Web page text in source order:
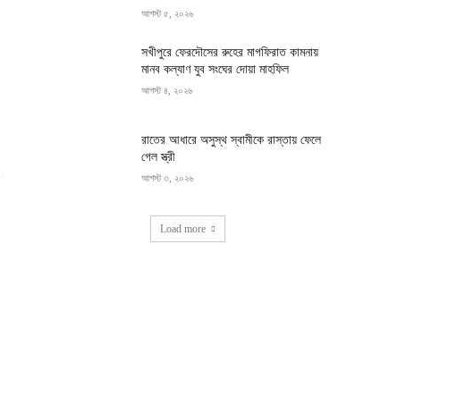
আগস্ট ৫, ২০২৬
সখীপুরে ফেরদৌসের রুহের মাগফিরাত কামনায়
মানব কল্যাণ যুব সংঘের দোয়া মাহফিল
আগস্ট ৪, ২০২৬
রাতের আধারে অসুস্থ স্বামীকে রাস্তায় ফেলে
গেল স্ত্রী
আগস্ট ৩, ২০২৬
Load more